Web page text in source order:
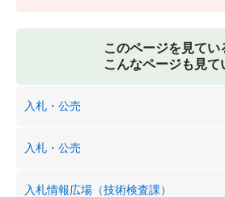
このページを見てい
こんなページも見て
入札・公売
入札・公売
入札情報広場（技術検査課）